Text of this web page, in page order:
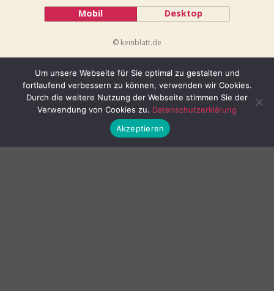
Mobil Desktop
© keinblatt.de
Um unsere Webseite für Sie optimal zu gestalten und
fortlaufend verbessern zu können, verwenden wir Cookies.
Durch die weitere Nutzung der Webseite stimmen Sie der
Verwendung von Cookies zu. Datenschutzerklärung
Akzeptieren